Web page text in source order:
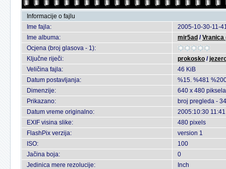
Informacije o fajlu
Ime fajla:
2005-10-30-11-
Ime albuma:
mir5ad /Vranica
Ocjena (broj glasova - 1):
Ključne riječi:
prokosko /
Veličina fajla:
46 KiB
Datum postavljanja:
%15. %481
Dimenzije:
640 x 480 piksela
Prikazano:
broj pregleda -
Datum vreme originalno:
2005:10:30
EXIF visina slike:
480 pixels
FlashPix verzija:
version 1
ISO:
100
Jačina boja:
0
Jedinica mere rezolucije:
Inch